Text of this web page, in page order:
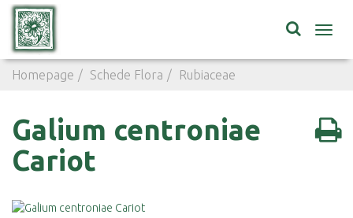
Homepage Schede Flora Rubiaceae
Galium centroniae
Cariot